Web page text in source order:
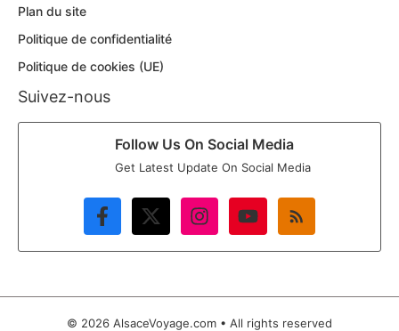
Plan du site
Politique de confidentialité
Politique de cookies (UE)
Suivez-nous
Follow Us On Social Media
Get Latest Update On Social Media
© 2026 AlsaceVoyage.com • All rights reserved